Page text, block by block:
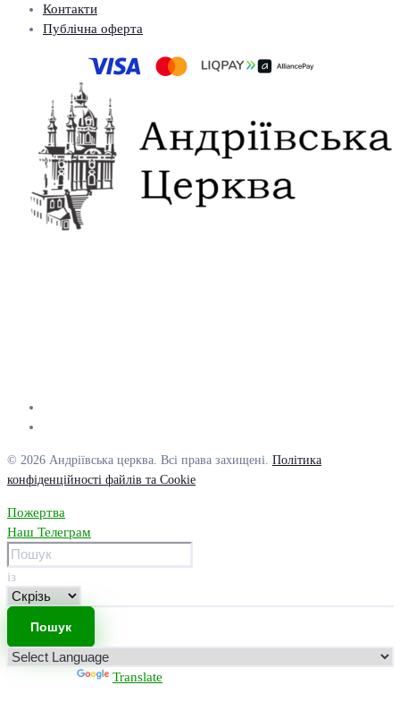
Контакти
Публічна оферта
© 2026 Андріївська церква. Всі права захищені. Політика
конфіденційності файлів та Cookie
Пожертва
Наш Телеграм
із
Translate